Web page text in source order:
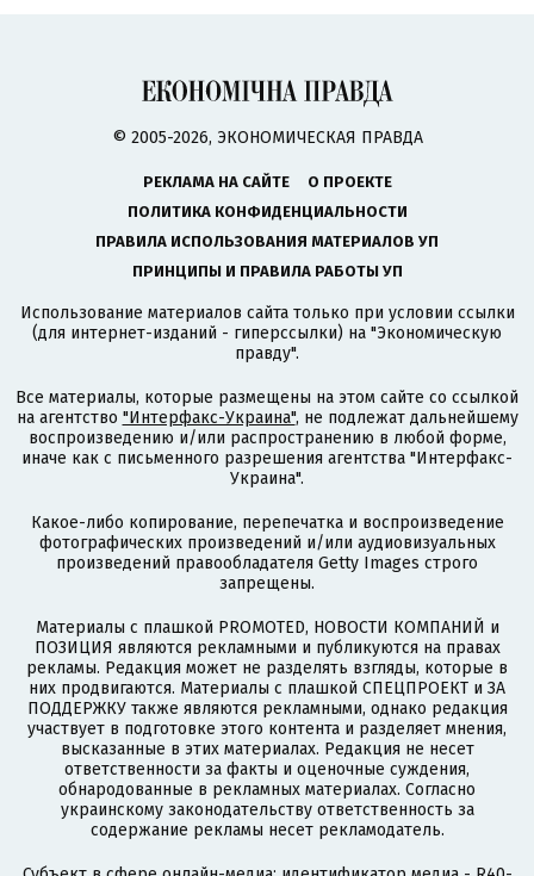
© 2005-2026, ЭКОНОМИЧЕСКАЯ ПРАВДА
РЕКЛАМА НА САЙТЕ
О ПРОЕКТЕ
ПОЛИТИКА КОНФИДЕНЦИАЛЬНОСТИ
ПРАВИЛА ИСПОЛЬЗОВАНИЯ МАТЕРИАЛОВ УП
ПРИНЦИПЫ И ПРАВИЛА РАБОТЫ УП
Использование материалов сайта только при условии ссылки
(для интернет-изданий - гиперссылки) на "Экономическую
правду".
Все материалы, которые размещены на этом сайте со ссылкой
на агентство "Интерфакс-Украина", не подлежат дальнейшему
воспроизведению и/или распространению в любой форме,
иначе как с письменного разрешения агентства "Интерфакс-
Украина".
Какое-либо копирование, перепечатка и воспроизведение
фотографических произведений и/или аудиовизуальных
произведений правообладателя Getty Images строго
запрещены.
Материалы с плашкой PROMOTED, НОВОСТИ КОМПАНИЙ и
ПОЗИЦИЯ являются рекламными и публикуются на правах
рекламы. Редакция может не разделять взгляды, которые в
них продвигаются. Материалы с плашкой СПЕЦПРОЕКТ и ЗА
ПОДДЕРЖКУ также являются рекламными, однако редакция
участвует в подготовке этого контента и разделяет мнения,
высказанные в этих материалах. Редакция не несет
ответственности за факты и оценочные суждения,
обнародованные в рекламных материалах. Согласно
украинскому законодательству ответственность за
содержание рекламы несет рекламодатель.